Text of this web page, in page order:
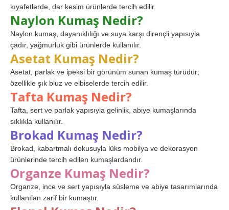
kıyafetlerde, dar kesim ürünlerde tercih edilir.
Naylon Kumaş Nedir?
Naylon kumaş, dayanıklılığı ve suya karşı dirençli yapısıyla
çadır, yağmurluk gibi ürünlerde kullanılır.
Asetat Kumaş Nedir?
Asetat, parlak ve ipeksi bir görünüm sunan kumaş türüdür;
özellikle şık bluz ve elbiselerde tercih edilir.
Tafta Kumaş Nedir?
Tafta, sert ve parlak yapısıyla gelinlik, abiye kumaşlarında
sıklıkla kullanılır.
Brokad Kumaş Nedir?
Brokad, kabartmalı dokusuyla lüks mobilya ve dekorasyon
ürünlerinde tercih edilen kumaşlardandır.
Organze Kumaş Nedir?
Organze, ince ve sert yapısıyla süsleme ve abiye tasarımlarında
kullanılan zarif bir kumaştır.